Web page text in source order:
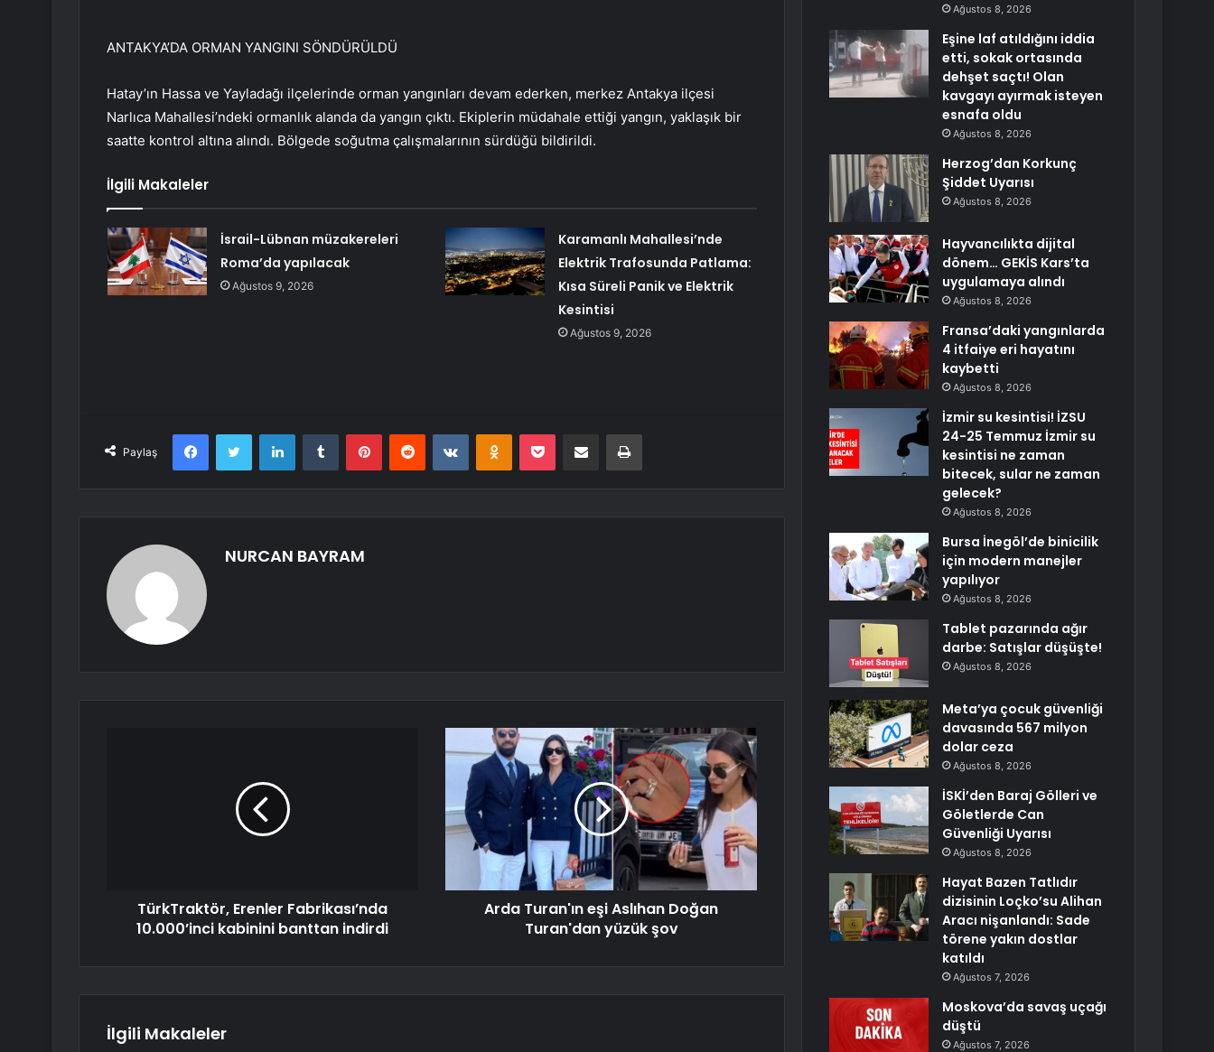
ANTAKYA’DA ORMAN YANGINI SÖNDÜRÜLDÜ
Hatay’ın Hassa ve Yayladağı ilçelerinde orman yangınları devam ederken, merkez Antakya ilçesi
Narlıca Mahallesi’ndeki ormanlık alanda da yangın çıktı. Ekiplerin müdahale ettiği yangın, yaklaşık bir
saatte kontrol altına alındı. Bölgede soğutma çalışmalarının sürdüğü bildirildi.
İlgili Makaleler
İsrail-Lübnan müzakereleri
Roma’da yapılacak
Ağustos 9, 2026
Karamanlı Mahallesi’nde
Elektrik Trafosunda Patlama:
Kısa Süreli Panik ve Elektrik
Kesintisi
Ağustos 9, 2026
Paylaş
FacebookTwitter LinkedInTumblr PinterestReddit VKontakteOdnoklassniki
Pocket E-Posta ile paylaş Yazdır
NURCAN BAYRAM
TürkTraktör, Erenler Fabrikası’nda
10.000’inci kabinini banttan indirdi
Arda Turan'ın eşi Aslıhan Doğan
Turan'dan yüzük şov
İlgili Makaleler
Ağustos 8, 2026
Eşine laf atıldığını iddia
etti, sokak ortasında
dehşet saçtı! Olan
kavgayı ayırmak isteyen
esnafa oldu
Ağustos 8, 2026
Herzog’dan Korkunç
Şiddet Uyarısı
Ağustos 8, 2026
Hayvancılıkta dijital
dönem… GEKİS Kars’ta
uygulamaya alındı
Ağustos 8, 2026
Fransa’daki yangınlarda
4 itfaiye eri hayatını
kaybetti
Ağustos 8, 2026
İzmir su kesintisi! İZSU
24-25 Temmuz İzmir su
kesintisi ne zaman
bitecek, sular ne zaman
gelecek?
Ağustos 8, 2026
Bursa İnegöl’de binicilik
için modern manejler
yapılıyor
Ağustos 8, 2026
Tablet pazarında ağır
darbe: Satışlar düşüşte!
Ağustos 8, 2026
Meta’ya çocuk güvenliği
davasında 567 milyon
dolar ceza
Ağustos 8, 2026
İSKİ’den Baraj Gölleri ve
Göletlerde Can
Güvenliği Uyarısı
Ağustos 8, 2026
Hayat Bazen Tatlıdır
dizisinin Loçko’su Alihan
Aracı nişanlandı: Sade
törene yakın dostlar
katıldı
Ağustos 7, 2026
Moskova’da savaş uçağı
düştü
Ağustos 7, 2026